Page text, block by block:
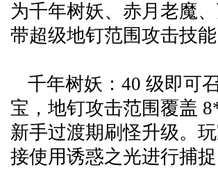
为千年树妖、赤月老魔
带超级地钉范围攻击技能
千年树妖：40 级即可
宝，地钉攻击范围覆盖
新手过渡期刷怪升级。
接使用诱惑之光进行捕